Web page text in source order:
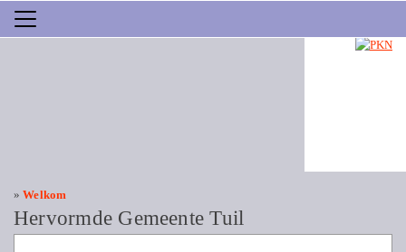
»Welkom
Hervormde Gemeente Tuil